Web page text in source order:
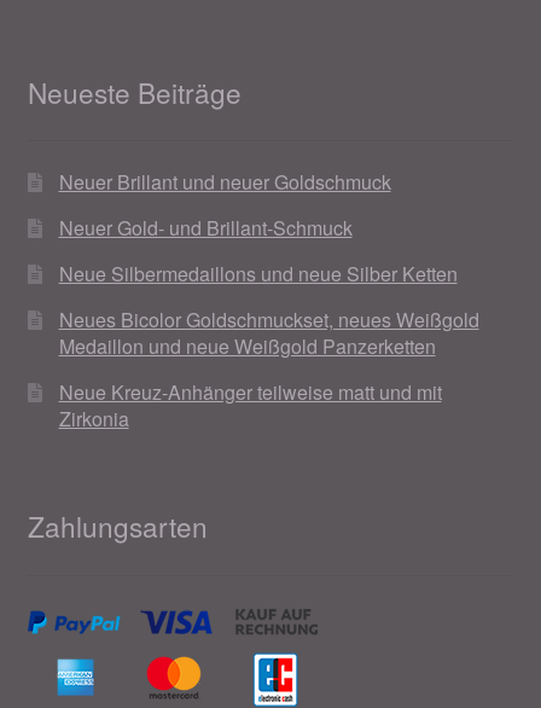
Weihnachtsangebote 2020
Widerrufsrecht
Woocommerce Predictive Search
Neueste Beiträge
Neuer Brillant und neuer Goldschmuck
Neuer Gold- und Brillant-Schmuck
Neue Silbermedaillons und neue Silber Ketten
Neues Bicolor Goldschmuckset, neues Weißgold
Medaillon und neue Weißgold Panzerketten
Neue Kreuz-Anhänger teilweise matt und mit
Zirkonia
Zahlungsarten